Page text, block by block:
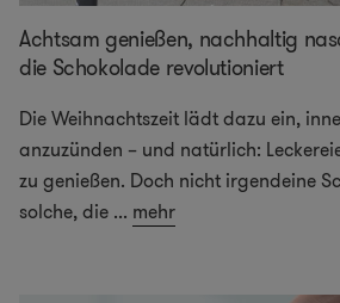
Achtsam genießen, nachhaltig
die Schokolade revolutioniert
Die Weihnachtszeit lädt dazu ein,
anzuzünden – und natürlich:
zu genießen. Doch nicht irgendeine
solche, die ... mehr